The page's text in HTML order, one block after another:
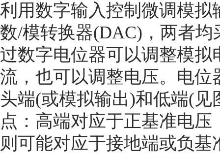
利用数字输入控制微调模
数/模转换器(DAC)，两者
过数字电位器可以调整模
流，也可以调整电压。电
头端(或模拟输出)和低端(见
点：高端对应于正基准电
则可能对应于接地端或负基